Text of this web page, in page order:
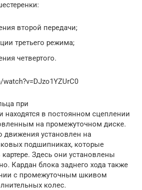
второй передачи;
третьего режима;
четвертого.
при
находятся в постоянном сцеплении
на промежуточном диске.
движения установлен на
подшипниках, которые
картере. Здесь они установлены
Кардан блока заднего хода также
с промежуточным шкивом
колес.